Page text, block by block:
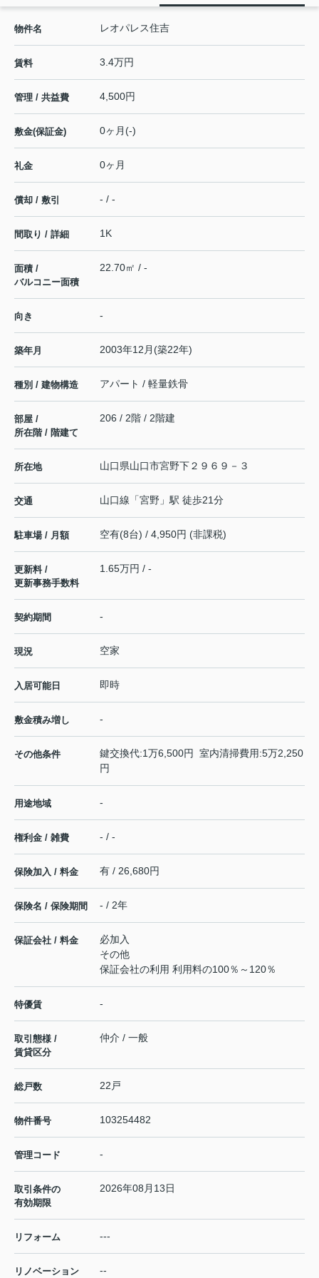
物件名 レオパレス住吉
賃料 3.4万円
管理 / 共益費 4,500円
敷金(保証金) 0ヶ月(-)
礼金 0ヶ月
償却 / 敷引 - / -
間取り / 詳細 1K
面積 /
バルコニー面積
22.70㎡ / -
向き -
築年月 2003年12月(築22年)
種別 / 建物構造 アパート / 軽量鉄骨
部屋 /
所在階 / 階建て
206 / 2階 / 2階建
所在地 山口県山口市宮野下２９６９－３
交通 山口線 「宮野 」駅 徒歩21分
駐車場 / 月額 空有(8台) / 4,950円 (非課税)
更新料 /
更新事務手数料
1.65万円 / -
契約期間 -
現況 空家
入居可能日 即時
敷金積み増し -
その他条件
鍵交換代:1万6,500円 室内清掃費用:5万2,250
円
用途地域 -
権利金 / 雑費 - / -
保険加入 / 料金 有 / 26,680円
保険名 / 保険期間 - / 2年
保証会社 / 料金
必加入
その他
保証会社の利用 利用料の100％～120％
特優賃 -
取引態様 /
賃貸区分
仲介 / 一般
総戸数 22戸
物件番号 103254482
管理コード -
取引条件の
有効期限
2026年08月13日
リフォーム ---
リノベーション --